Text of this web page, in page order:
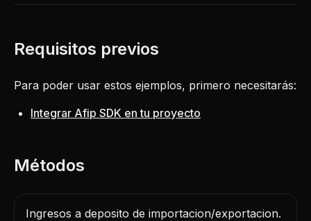
Para poder usar estos ejemplos, primero necesitarás:
Integrar Afip SDK en tu proyecto
Ingresos a deposito de importacion/exportacion.